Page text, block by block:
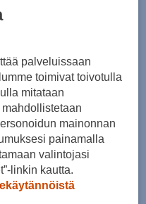
76 80
62 66
XS S
palveluissaan
toimivat toivotulla
mitataan
mainonnan
painamalla
valintojasi
linkin kautta.